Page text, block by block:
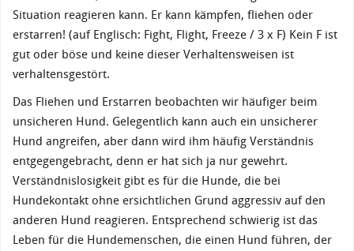
Situation reagieren kann. Er kann kämpfen, fliehen oder
erstarren! (auf Englisch: Fight, Flight, Freeze / 3 x F) Kein F ist
gut oder böse und keine dieser Verhaltensweisen ist
verhaltensgestört.
Das Fliehen und Erstarren beobachten wir häufiger beim
unsicheren Hund. Gelegentlich kann auch ein unsicherer
Hund angreifen, aber dann wird ihm häufig Verständnis
entgegengebracht, denn er hat sich ja nur gewehrt.
Verständnislosigkeit gibt es für die Hunde, die bei
Hundekontakt ohne ersichtlichen Grund aggressiv auf den
anderen Hund reagieren. Entsprechend schwierig ist das
Leben für die Hundemenschen, die einen Hund führen, der